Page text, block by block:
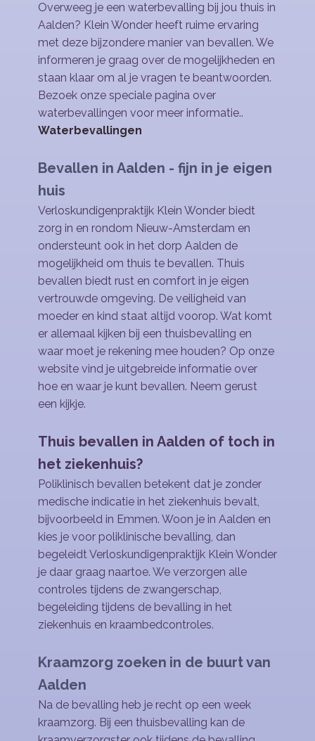
Overweeg je een waterbevalling bij jou thuis in
Aalden? Klein Wonder heeft ruime ervaring
met deze bijzondere manier van bevallen. We
informeren je graag over de mogelijkheden en
staan klaar om al je vragen te beantwoorden.
Bezoek onze speciale pagina over
waterbevallingen voor meer informatie..
Waterbevallingen
Bevallen in ​Aalden - fijn in je eigen
huis
Verloskundigenpraktijk Klein Wonder biedt
zorg in en rondom Nieuw-Amsterdam en
ondersteunt ook in het dorp ​Aalden de
mogelijkheid om thuis te bevallen. Thuis
bevallen biedt rust en comfort in je eigen
vertrouwde omgeving. De veiligheid van
moeder en kind staat altijd voorop. Wat komt
er allemaal kijken bij een thuisbevalling en
waar moet je rekening mee houden? Op onze
website vind je uitgebreide informatie over
hoe en waar je kunt bevallen. Neem gerust
een kijkje.
Thuis bevallen in Aalden of toch in
het ziekenhuis?
Poliklinisch bevallen betekent dat je zonder
medische indicatie in het ziekenhuis bevalt,
bijvoorbeeld in Emmen. Woon je in Aalden en
kies je voor poliklinische bevalling, dan
begeleidt Verloskundigenpraktijk Klein Wonder
je daar graag naartoe. We verzorgen alle
controles tijdens de zwangerschap,
begeleiding tijdens de bevalling in het
ziekenhuis en kraambedcontroles.
Kraamzorg zoeken in de buurt van ​
Aalden
Na de bevalling heb je recht op een week
kraamzorg. Bij een thuisbevalling kan de